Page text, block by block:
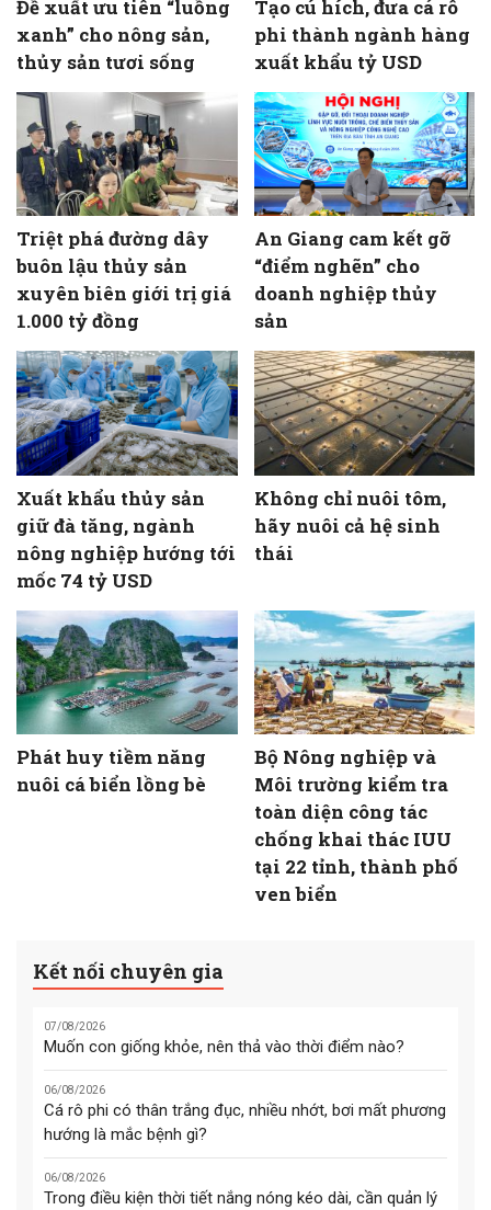
Đề xuất ưu tiên “luồng
xanh” cho nông sản,
thủy sản tươi sống
Tạo cú hích, đưa cá rô
phi thành ngành hàng
xuất khẩu tỷ USD
Triệt phá đường dây
buôn lậu thủy sản
xuyên biên giới trị giá
1.000 tỷ đồng
An Giang cam kết gỡ
“điểm nghẽn” cho
doanh nghiệp thủy
sản
Xuất khẩu thủy sản
giữ đà tăng, ngành
nông nghiệp hướng tới
mốc 74 tỷ USD
Không chỉ nuôi tôm,
hãy nuôi cả hệ sinh
thái
Phát huy tiềm năng
nuôi cá biển lồng bè
Bộ Nông nghiệp và
Môi trường kiểm tra
toàn diện công tác
chống khai thác IUU
tại 22 tỉnh, thành phố
ven biển
Kết nối chuyên gia
07/08/2026
Muốn con giống khỏe, nên thả vào thời điểm nào?
06/08/2026
Cá rô phi có thân trắng đục, nhiều nhớt, bơi mất phương
hướng là mắc bệnh gì?
06/08/2026
Trong điều kiện thời tiết nắng nóng kéo dài, cần quản lý